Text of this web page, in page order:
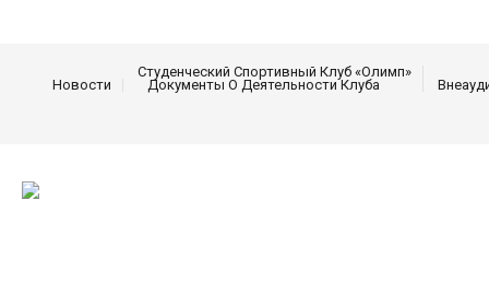
Новости
Студенческий Спортивный Клуб «Олимп»
Документы О Деятельности Клуба